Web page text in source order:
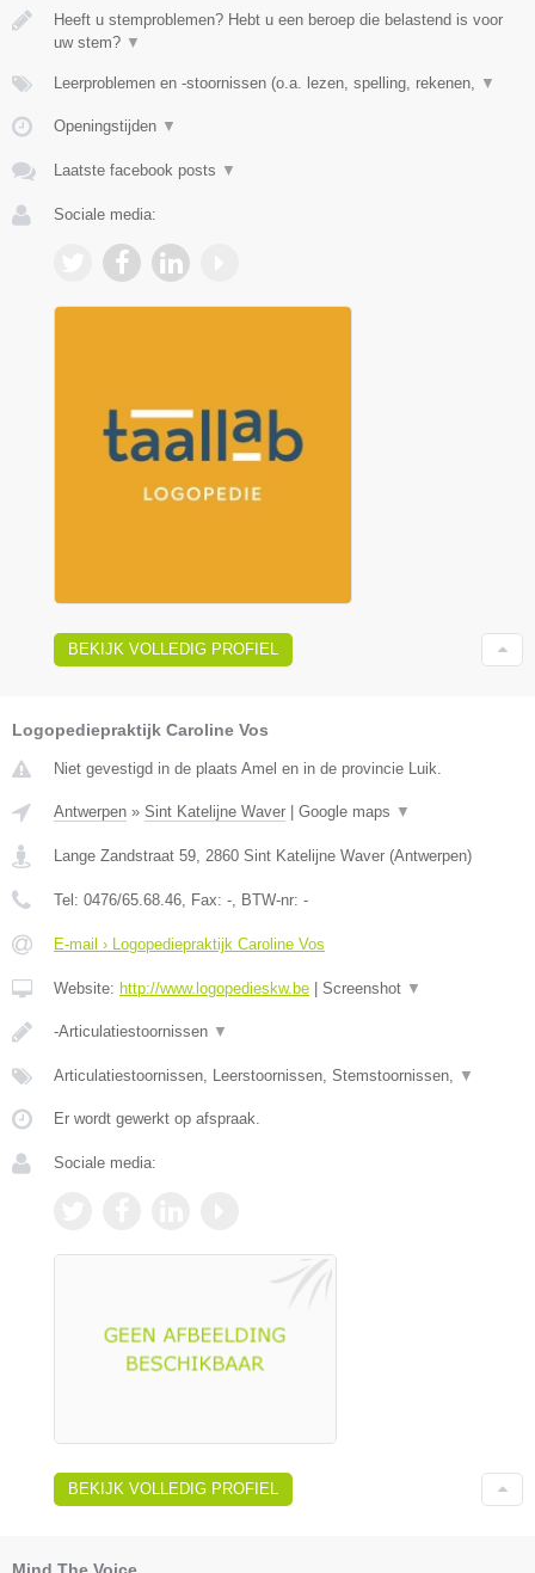
Heeft u stemproblemen? Hebt u een beroep die belastend is voor
uw stem? ▼
Leerproblemen en -stoornissen (o.a. lezen, spelling, rekenen, ▼
Openingstijden ▼
Laatste facebook posts ▼
Sociale media:
BEKIJK VOLLEDIG PROFIEL
Logopediepraktijk Caroline Vos
Niet gevestigd in de plaats Amel en in de provincie Luik.
Antwerpen » Sint Katelijne Waver Google maps ▼
Lange Zandstraat 59, 2860 Sint Katelijne Waver (Antwerpen)
Tel: 0476/65.68.46, Fax: -, BTW-nr: -
E-mail › Logopediepraktijk Caroline Vos
Website: http://www.logopedieskw.be Screenshot ▼
-Articulatiestoornissen ▼
Articulatiestoornissen, Leerstoornissen, Stemstoornissen, ▼
Er wordt gewerkt op afspraak.
Sociale media:
BEKIJK VOLLEDIG PROFIEL
Mind The Voice